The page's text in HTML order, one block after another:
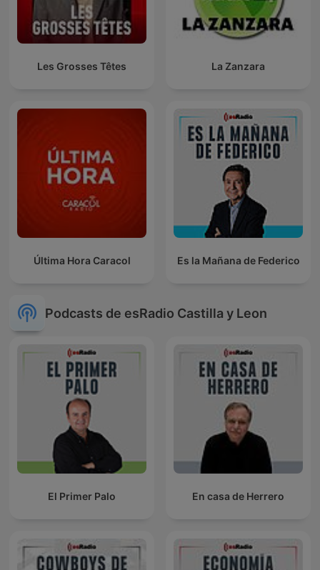
Les Grosses Têtes La Zanzara
Última Hora Caracol Es la Mañana de Federico
Podcasts de esRadio Castilla y Leon
El Primer Palo En casa de Herrero